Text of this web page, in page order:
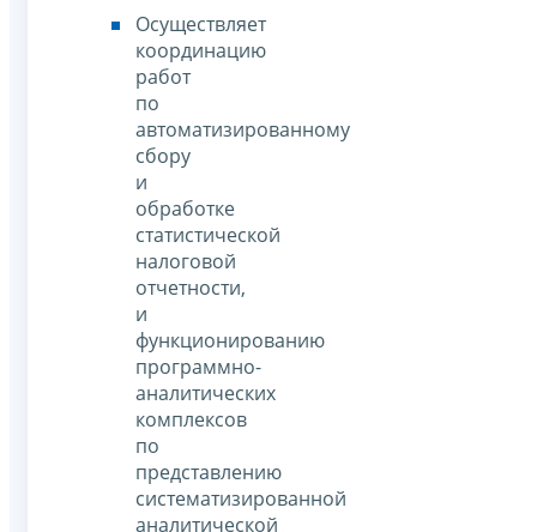
Осуществляет
координацию
работ
по
автоматизированному
сбору
и
обработке
статистической
налоговой
отчетности,
и
функционированию
программно-
аналитических
комплексов
по
представлению
систематизированной
аналитической